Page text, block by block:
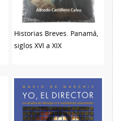
Historias Breves. Panamá,
siglos XVI a XIX